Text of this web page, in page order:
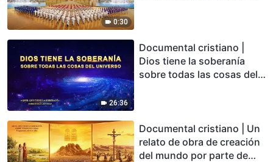
0:30
26:36
Documental cristiano |
Dios tiene la soberanía
sobre todas las cosas del
Documental cristiano | Un
relato de obra de creación
del mundo por parte de